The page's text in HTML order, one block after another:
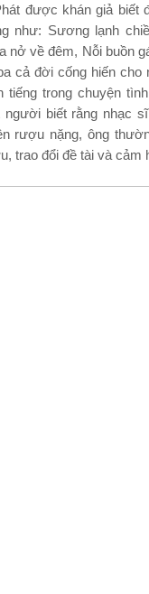
được khán giả biết
như: Sương lạnh
nở về đêm, Nỗi buồn
cả đời cống hiến cho
tiếng trong chuyện
biết rằng nhạc
rượu nặng, ông
trao đổi đề tài và cảm